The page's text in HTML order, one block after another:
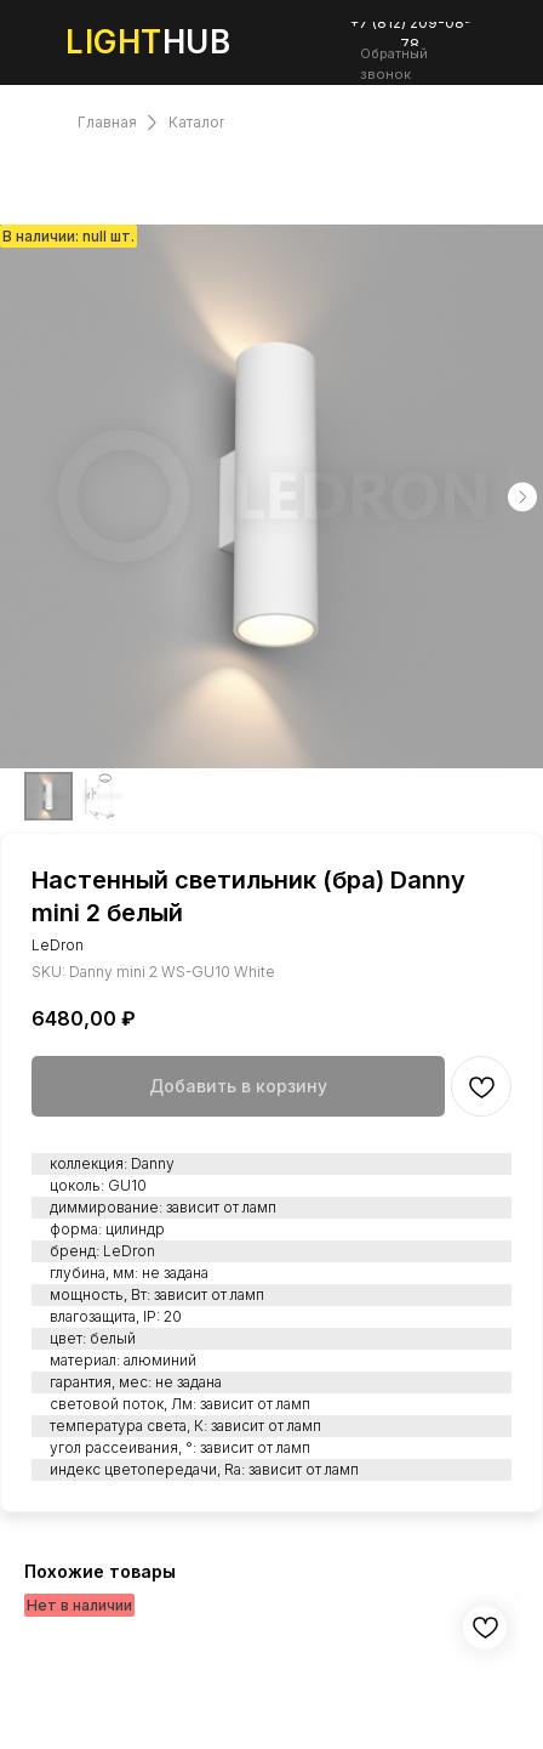
LIGHTHUB
+7 (812) 209-08-
78
Обратный
звонок
Каталог
Главная
Настенный светильник (бра) Danny
mini 2 белый
LeDron
SKU: Danny mini 2 WS-GU10 White
6480,00 ₽
Добавить в корзину
коллекция: Danny
цоколь: GU10
диммирование: зависит от ламп
форма: цилиндр
бренд: LeDron
глубина, мм: не задана
мощность, Вт: зависит от ламп
влагозащита, IP: 20
цвет: белый
материал: алюминий
гарантия, мес: не задана
световой поток, Лм: зависит от ламп
температура света, К: зависит от ламп
угол рассеивания, °: зависит от ламп
индекс цветопередачи, Ra: зависит от ламп
Похожие товары